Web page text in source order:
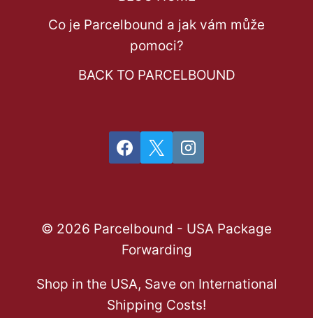
Co je Parcelbound a jak vám může
pomoci?
BACK TO PARCELBOUND
© 2026 Parcelbound - USA Package
Forwarding
Shop in the USA, Save on International
Shipping Costs!